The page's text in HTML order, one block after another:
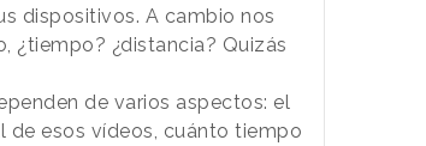
dispositivos. A cambio nos
¿tiempo? ¿distancia? Quizás
de varios aspectos: el
de esos vídeos, cuánto tiempo